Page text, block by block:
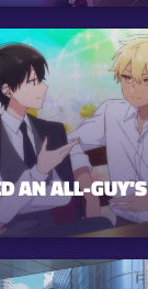
AN ALL-GUY'S